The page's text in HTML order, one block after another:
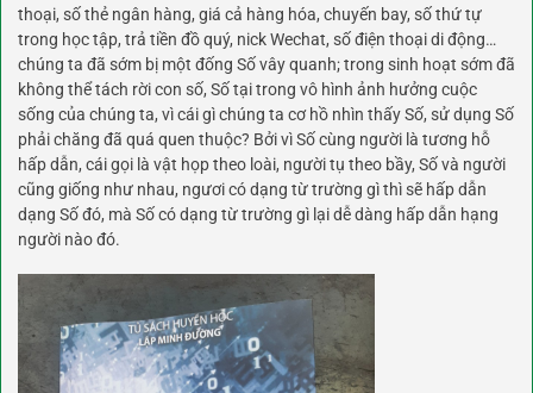
thoại, số thẻ ngân hàng, giá cả hàng hóa, chuyến bay, số thứ tự
trong học tập, trả tiền đồ quý, nick Wechat, số điện thoại di động…
chúng ta đã sớm bị một đống Số vây quanh; trong sinh hoạt sớm đã
không thể tách rời con số, Số tại trong vô hình ảnh hưởng cuộc
sống của chúng ta, vì cái gì chúng ta cơ hồ nhìn thấy Số, sử dụng Số
phải chăng đã quá quen thuộc? Bởi vì Số cùng người là tương hỗ
hấp dẫn, cái gọi là vật họp theo loài, người tụ theo bầy, Số và người
cũng giống như nhau, ngươi có dạng từ trường gì thì sẽ hấp dẫn
dạng Số đó, mà Số có dạng từ trường gì lại dễ dàng hấp dẫn hạng
người nào đó.